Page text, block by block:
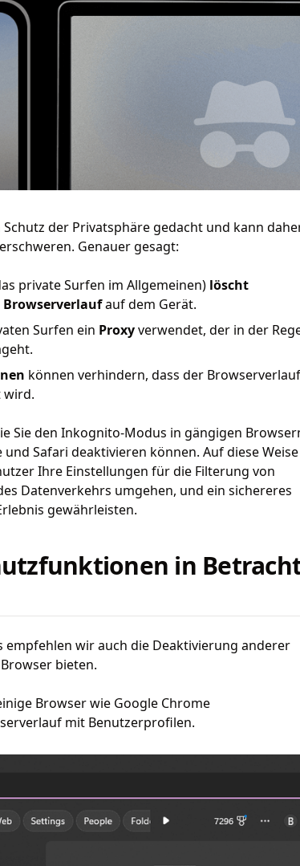
der Privatsphäre gedacht und kann
Genauer gesagt:
private Surfen im Allgemeinen) löscht
auf dem Gerät.
Surfen ein Proxyverwendet, der in der
können verhindern, dass der Browserverlauf
wird.
Sie den Inkognito-Modus in gängigen
und Safari deaktivieren können. Auf diese Weise
Ihre Einstellungen für die Filterung von
Datenverkehrs umgehen, und ein sichereres
gewährleisten.
in
wir auch die Deaktivierung anderer
bieten.
Browser wie Google Chrome
mit Benutzerprofilen.